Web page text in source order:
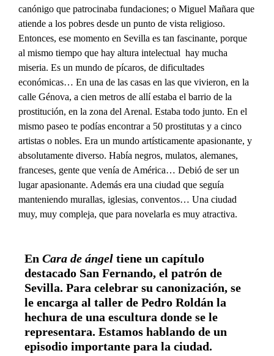
canónigo que patrocinaba fundaciones; o Miguel Mañara que
atiende a los pobres desde un punto de vista religioso.
Entonces, ese momento en Sevilla es tan fascinante, porque
al mismo tiempo que hay altura intelectual hay mucha
miseria. Es un mundo de pícaros, de dificultades
económicas… En una de las casas en las que vivieron, en la
calle Génova, a cien metros de allí estaba el barrio de la
prostitución, en la zona del Arenal. Estaba todo junto. En el
mismo paseo te podías encontrar a 50 prostitutas y a cinco
artistas o nobles. Era un mundo artísticamente apasionante, y
absolutamente diverso. Había negros, mulatos, alemanes,
franceses, gente que venía de América… Debió de ser un
lugar apasionante. Además era una ciudad que seguía
manteniendo murallas, iglesias, conventos… Una ciudad
muy, muy compleja, que para novelarla es muy atractiva.
En Cara de ángel tiene un capítulo
destacado San Fernando, el patrón de
Sevilla. Para celebrar su canonización, se
le encarga al taller de Pedro Roldán la
hechura de una escultura donde se le
representara. Estamos hablando de un
episodio importante para la ciudad.